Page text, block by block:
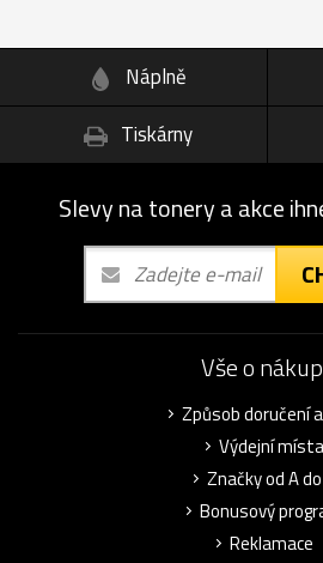
Náplně
Tiskárny
Slevy na tonery a akce
Vše o
Způsob doručení
Výdejní místa
Značky od A
Bonusový
Reklamace